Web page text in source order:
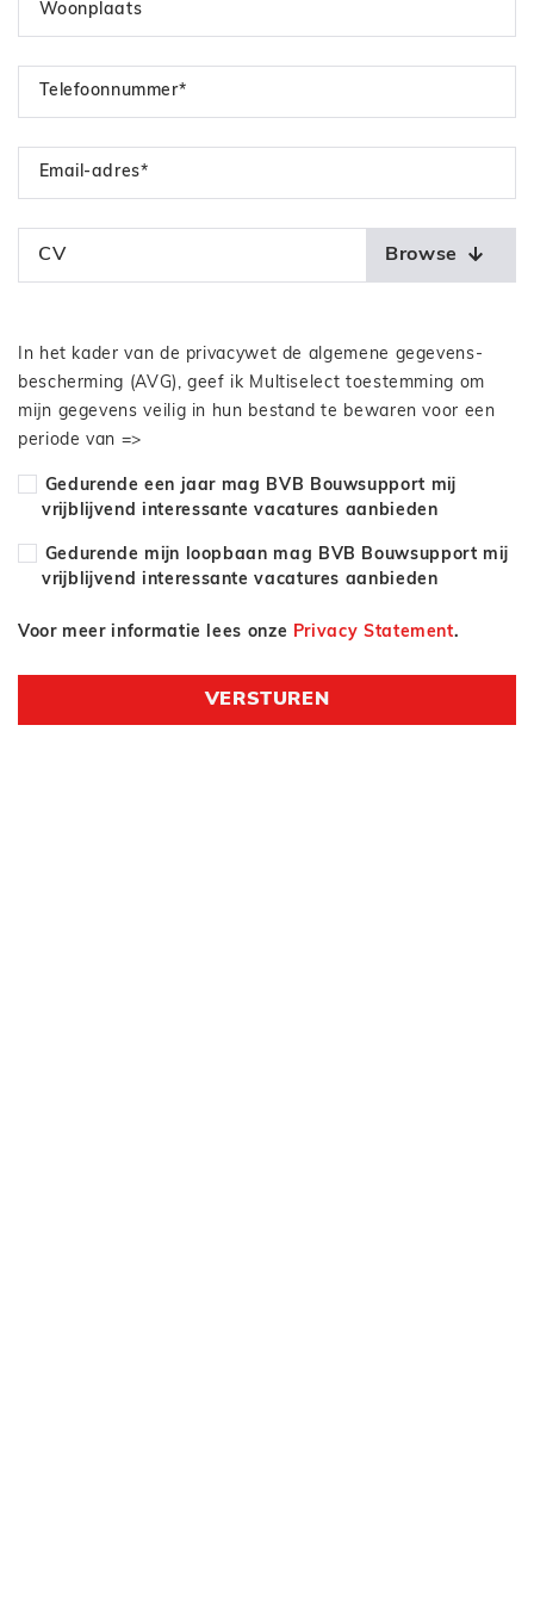
Woonplaats
Telefoonnummer*
Email-adres*
CV Browse
In het kader van de privacywet de algemene gegevens-
bescherming (AVG), geef ik Multiselect toestemming om
mijn gegevens veilig in hun bestand te bewaren voor een
periode van =>
Gedurende een jaar mag BVB Bouwsupport mij
vrijblijvend interessante vacatures aanbieden
Gedurende mijn loopbaan mag BVB Bouwsupport mij
vrijblijvend interessante vacatures aanbieden
Voor meer informatie lees onze Privacy Statement.
VERSTUREN